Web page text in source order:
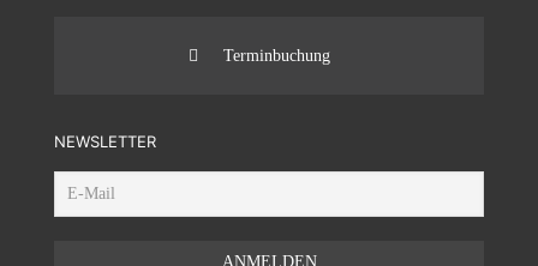
Terminbuchung
NEWSLETTER